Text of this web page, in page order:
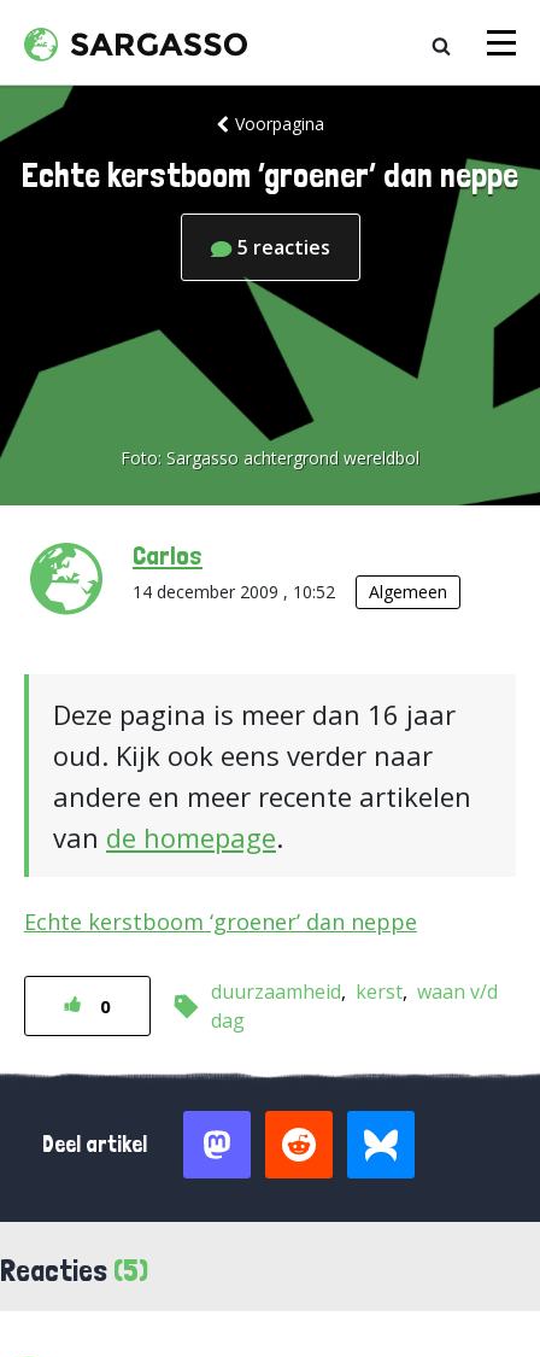
Voorpagina
Echte kerstboom ‘groener’ dan neppe
5 reacties
Foto: Sargasso achtergrond wereldbol
Carlos
14 december 2009 , 10:52 Algemeen
Deze pagina is meer dan 16 jaar
oud. Kijk ook eens verder naar
andere en meer recente artikelen
van de homepage.
Echte kerstboom ‘groener’ dan neppe
0
duurzaamheid kerst waan v/d
dag
Deel artikel
Reacties (5)